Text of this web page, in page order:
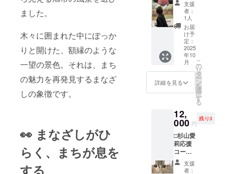
ました。
木々に囲まれた中にぽっか
りと開けた、額縁のような
一望の景色。それは、まち
の魅力を再発見するまなざ
しの象徴です。
👀 まなざしがひ
らく、まちが息を
する
お名前
（団体
名、
ニック
ネー
ム、匿
名希望
も可）
を「備
考欄」
※誹謗中
傷的な
どはお
断りし
ます。
・掲示
方法：
家制作
のポス
トカー
ド＋ガ
イド
ブック
２冊 ＋
支援者
様のお
名前を
まち
すずき
らな作
品の近
くに掲
示致し
ます。
掲示し
てほし
支援
者：
1人
お届
け予
定：
2025
年10
月
詳細を見る
こ
の
リ
タ
ー
ン
を
選
択
す
る
12,
000 円
残り3
□杉山愛
莉応援
コース□
作家制
作のポ
支援
者：